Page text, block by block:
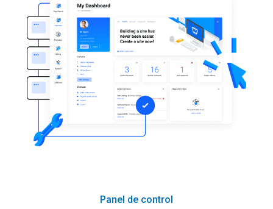
Panel de control